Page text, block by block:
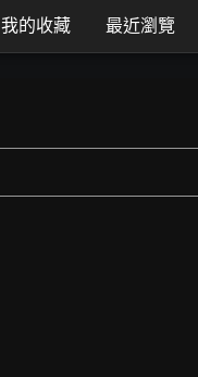
我的收藏 最近瀏覽